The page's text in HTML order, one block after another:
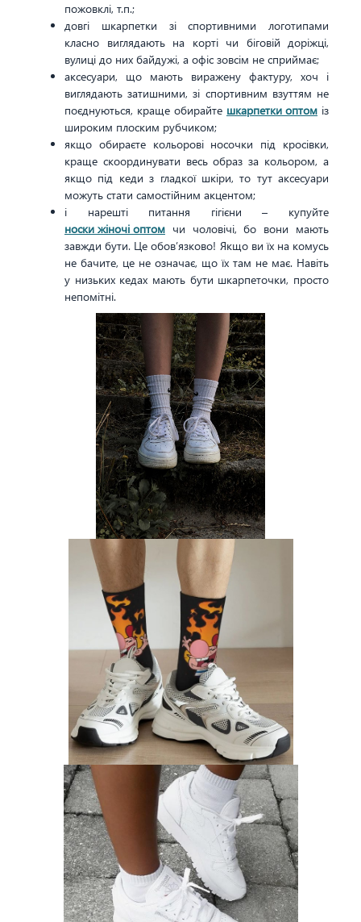
пожовклі, т.п.;
довгі шкарпетки зі спортивними логотипами
класно виглядають на корті чи біговій доріжці,
вулиці до них байдужі, а офіс зовсім не сприймає;
аксесуари, що мають виражену фактуру, хоч і
виглядають затишними, зі спортивним взуттям не
поєднуються, краще обирайте шкарпетки оптом із
широким плоским рубчиком;
якщо обираєте кольорові носочки під кросівки,
краще скоординувати весь образ за кольором, а
якщо під кеди з гладкої шкіри, то тут аксесуари
можуть стати самостійним акцентом;
і нарешті питання гігієни – купуйте
носки жіночі оптом чи чоловічі, бо вони мають
завжди бути. Це обов’язково! Якщо ви їх на комусь
не бачите, це не означає, що їх там не має. Навіть
у низьких кедах мають бути шкарпеточки, просто
непомітні.